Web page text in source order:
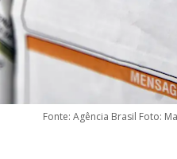
Fonte: Agência Brasil Foto: